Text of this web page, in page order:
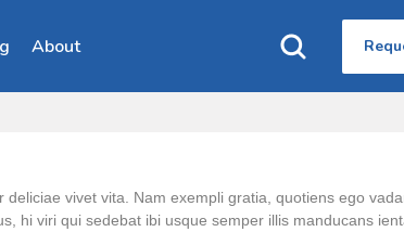
About
vivet vita. Nam exempli gratia, quotiens ego
hi viri qui sedebat ibi usque semper illis manducans